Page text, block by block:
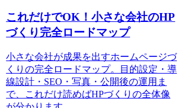
これだけでOK！小さな会社のHP
づくり完全ロードマップ
小さな会社が成果を出すホームページづ
くりの完全ロードマップ。目的設定・導
線設計・SEO・写真・公開後の運用ま
で、これだけ読めばHPづくりの全体像